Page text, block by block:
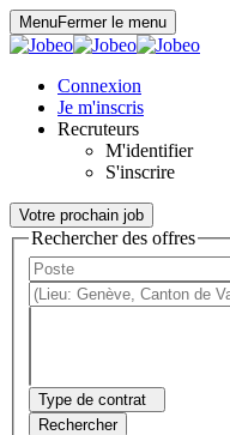
MenuFermer le menu
Connexion
Je m'inscris
Recruteurs
M'identifier
S'inscrire
Votre prochain job
Rechercher des offres
Type de contrat
Rechercher
Panneau de gestion des cookies